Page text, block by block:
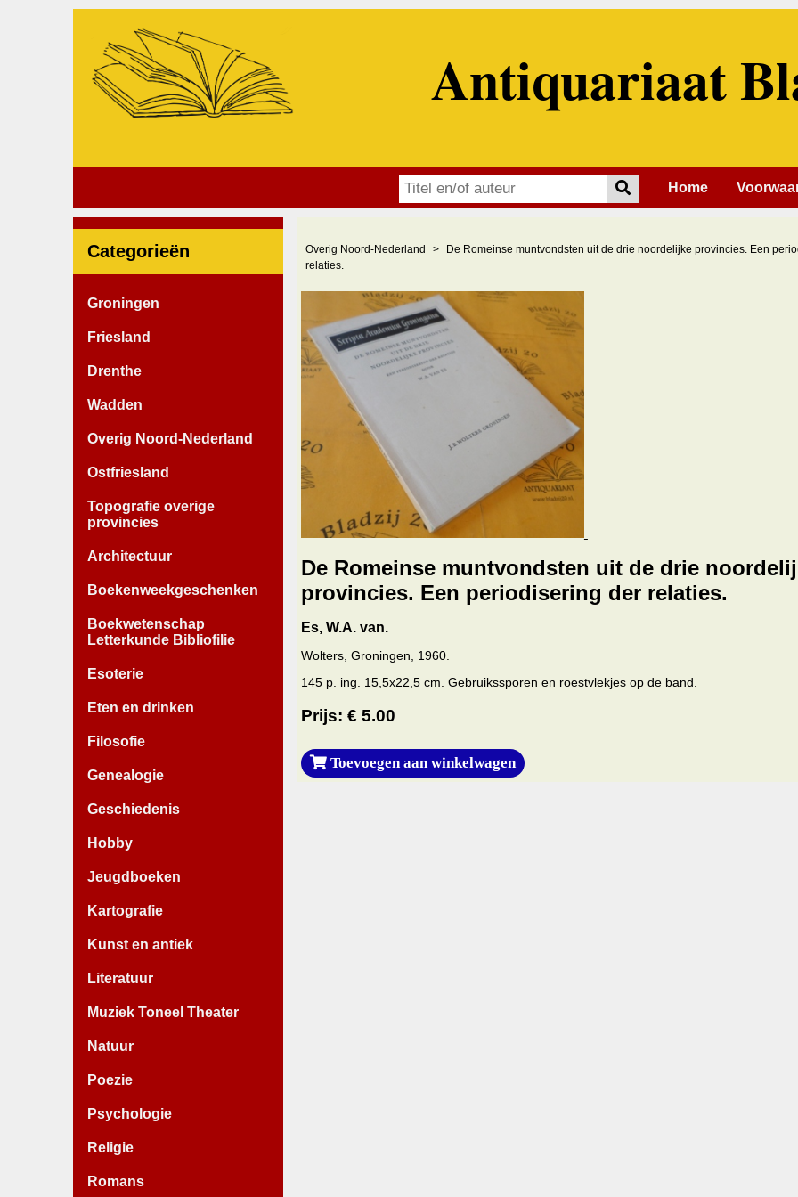
Antiquariaat
Home
Categorieën
Groningen
Friesland
Drenthe
Wadden
Overig Noord-Nederland
Ostfriesland
Topografie overige
provincies
Architectuur
Boekenweekgeschenken
Boekwetenschap
Letterkunde Bibliofilie
Esoterie
Eten en drinken
Filosofie
Genealogie
Geschiedenis
Hobby
Jeugdboeken
Kartografie
Kunst en antiek
Literatuur
Muziek Toneel Theater
Natuur
Poezie
Psychologie
Religie
Romans
Overig Noord-Nederland
De Romeinse muntvondsten uit de drie noordelijke provincies. Een
relaties.
De Romeinse muntvondsten uit de drie
provincies. Een periodisering der relaties.
Es, W.A. van.
Wolters, Groningen, 1960.
145 p. ing. 15,5x22,5 cm. Gebruikssporen en roestvlekjes op de band.
Prijs: € 5.00
Toevoegen aan winkelwagen